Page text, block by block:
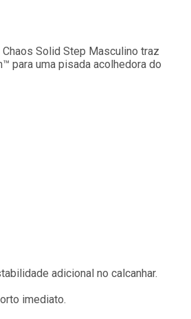
Solid Step Masculino traz
para uma pisada acolhedora do
adicional no calcanhar.
imediato.